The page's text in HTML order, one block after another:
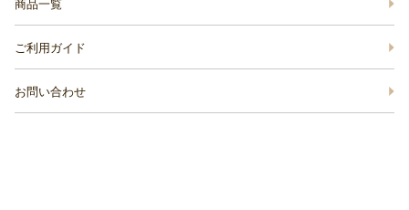
商品一覧
ご利用ガイド
お問い合わせ